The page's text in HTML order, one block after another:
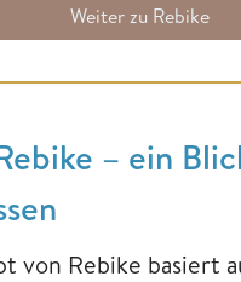
Weiter zu Rebike
– ein
von Rebike basiert